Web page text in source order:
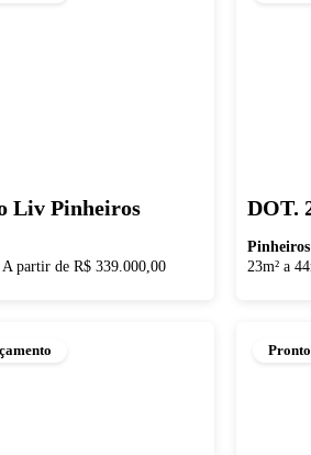
Liv Pinheiros
A partir de R$ 339.000,00
DOT.
Pinheiros
23m² a